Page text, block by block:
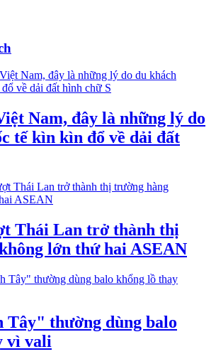
Nam, đây là những lý do
tế kìn kìn đổ về dải đất
Thái Lan trở thành thị
lớn thứ hai ASEAN
Tây" thường dùng balo
vì vali